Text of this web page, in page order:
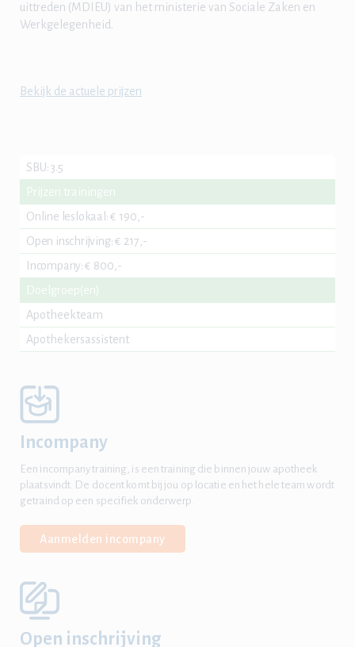
uittreden (MDIEU) van het ministerie van Sociale Zaken en
Werkgelegenheid.
Bekijk de actuele prijzen
SBU:3.5
Prijzen trainingen
Online leslokaal :€ 190,-
Open inschrijving:€ 217,-
Incompany: € 800,-
Doelgroep(en)
Apotheekteam
Apothekersassistent
Incompany
Een incompany training, is een training die binnen jouw apotheek
plaatsvindt. De docent komt bij jou op locatie en het hele team wordt
getraind op een specifiek onderwerp.
Aanmelden incompany
Open inschrijving